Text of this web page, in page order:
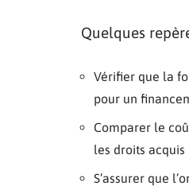
Quelques
Vérifier que la
pour un
Comparer le
les droits acquis
S’assurer que